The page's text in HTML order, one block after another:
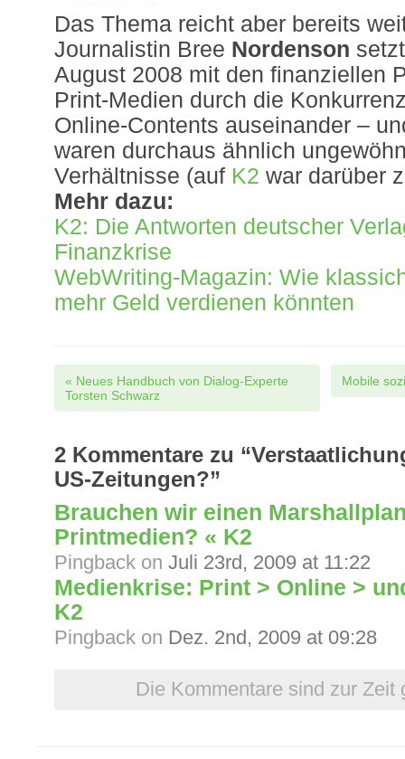
Das Thema reicht aber bereits
Journalistin Bree Nordenson
August 2008 mit den finanziellen
Print-Medien durch die
Online-Contents auseinander –
waren durchaus ähnlich
Verhältnisse (auf K2 war darüber
Mehr dazu:
K2: Die Antworten deutscher
Finanzkrise
WebWriting-Magazin: Wie
mehr Geld verdienen könnten
Post navigation
« Neues Handbuch von Dialog-Experte
Torsten Schwarz
Mobile
2 Kommentare zu
US-Zeitungen?”
Brauchen wir einen
Printmedien? « K2
Pingback on Juli 23rd, 2009 at 11:22
Medienkrise: Print > Online >
K2
Pingback on Dez. 2nd, 2009 at 09:28
Die Kommentare sind zur Zeit